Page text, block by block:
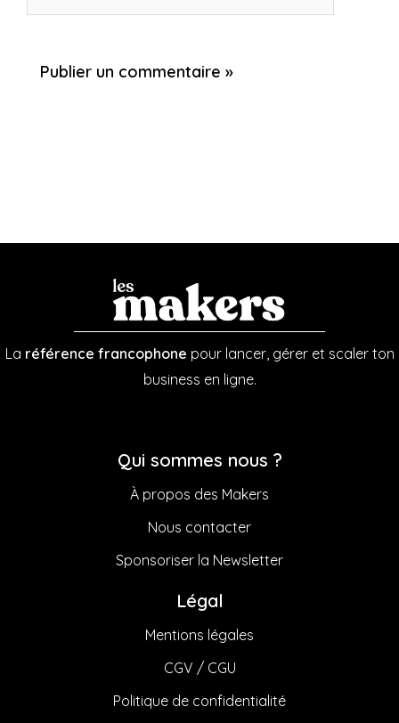
La référence francophone pour lancer, gérer et scaler ton
business en ligne.
Qui sommes nous ?
À propos des Makers
Nous contacter
Sponsoriser la Newsletter
Légal
Mentions légales
CGV / CGU
Politique de confidentialité